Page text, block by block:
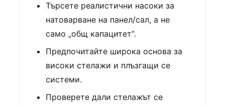
Търсете реалистични насоки за
натоварване на панел/сал, а не
само „общ капацитет“.
Предпочитайте широка основа за
високи стелажи и плъзгащи се
системи.
Проверете дали стелажът се